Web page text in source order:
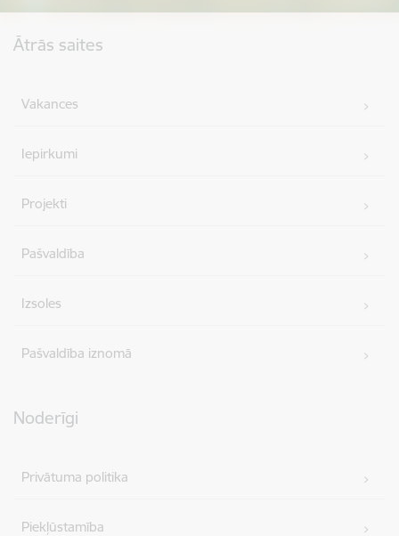
Ātrās saites
Vakances
Iepirkumi
Projekti
Pašvaldība
Izsoles
Pašvaldība iznomā
Noderīgi
Privātuma politika
Piekļūstamība